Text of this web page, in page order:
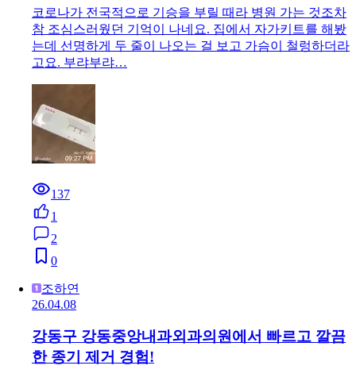
코로나가 전국적으로 기승을 부릴 때라 병원 가는 것조차
참 조심스러웠던 기억이 나네요. 집에서 자가키트를 해봤
는데 선명하게 두 줄이 나오는 걸 보고 가슴이 철렁하더라
고요. 부랴부랴…
137
1
2
0
조하연
26.04.08
강동구 강동중앙내과외과의원에서 빠르고 깔끔
한 종기 제거 경험!